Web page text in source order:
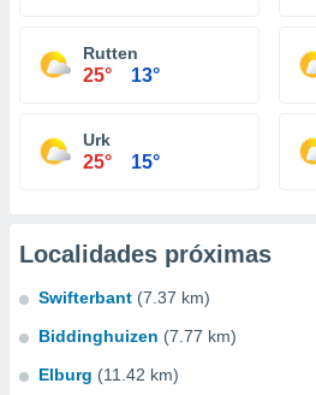
Rutten
25° 13°
Urk
25° 15°
Localidades próximas
Swifterbant (7.37 km)
Biddinghuizen (7.77 km)
Elburg (11.42 km)